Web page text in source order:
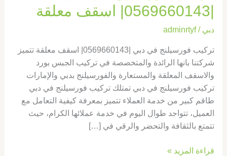
|0569660143| اسقف معلقة
دبي /
adminrtyf
تركيب فورسيلنج في دبي |0569660143| اسقف معلقة تتميز
شركتنا بانها الرائدة والمتخصصة في تركيب الجبس بورد
والاسقف المعلقة والمستعارة والفورسيلنج بدبي والإمارات
تركيب فورسيلنج في دبي تمتلك تركيب فورسيلنج في دبي
طاقم كبير من خدمة العملاء تتميز بمعرفة كيفية التعامل مع
العميل، تتواجد طوال اليوم في خدمة عملائها الكرام، حيث
تتمتع بالثقافة والتحضر والرقي في […]
قراءة المزيد »